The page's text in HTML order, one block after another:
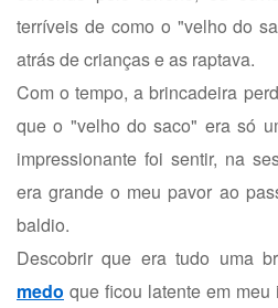
terríveis de como o "velho do
atrás de crianças e as raptava.
Com o tempo, a brincadeira
que o "velho do saco" era só
impressionante foi sentir, na
era grande o meu pavor ao
baldio.
Descobrir que era tudo uma
medo que ficou latente em